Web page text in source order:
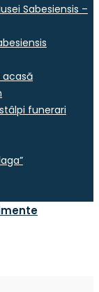
Sabesiensis –
acasă
funerari